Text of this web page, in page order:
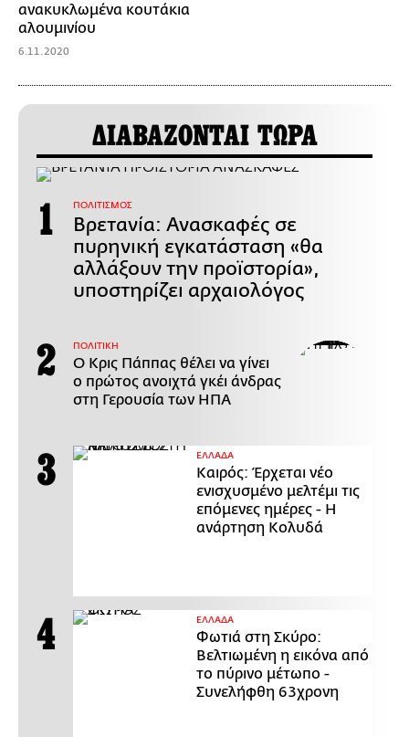
ανακυκλωμένα κουτάκια
αλουμινίου
6.11.2020
ΔΙΑΒΑΖΟΝΤΑΙ ΤΩΡΑ
ΠΟΛΙΤΙΣΜΟΣ
Βρετανία: Ανασκαφές σε
πυρηνική εγκατάσταση «θα
αλλάξουν την προϊστορία»,
υποστηρίζει αρχαιολόγος
ΠΟΛΙΤΙΚΗ
Ο Κρις Πάππας θέλει να γίνει
ο πρώτος ανοιχτά γκέι άνδρας
στη Γερουσία των ΗΠΑ
ΕΛΛΑΔΑ
Καιρός: Έρχεται νέο
ενισχυσμένο μελτέμι τις
επόμενες ημέρες - Η
ανάρτηση Κολυδά
ΕΛΛΑΔΑ
Φωτιά στη Σκύρο:
Βελτιωμένη η εικόνα από
το πύρινο μέτωπο -
Συνελήφθη 63χρονη